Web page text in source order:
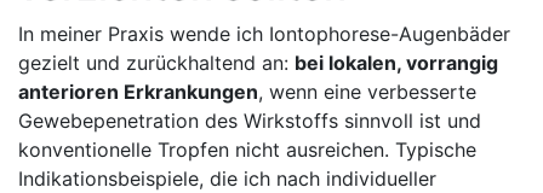
In ‍meiner ​Praxis wende ich Iontophorese-Augenbäder
gezielt und ⁢zurückhaltend ⁣an: bei lokalen, vorrangig
anterioren Erkrankungen, wenn ⁢eine verbesserte
Gewebepenetration des ⁤Wirkstoffs sinnvoll ist und
konventionelle‌ Tropfen ​nicht ausreichen. Typische
Indikationsbeispiele, ⁤die ich nach individueller